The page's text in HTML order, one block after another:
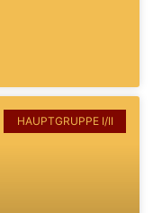
HAUPTGRUPPE I/II